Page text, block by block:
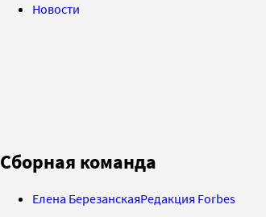
Новости
Сборная команда
Елена БерезанскаяРедакция Forbes